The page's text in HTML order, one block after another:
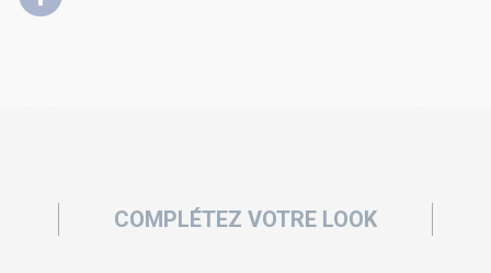
COMPLÉTEZ VOTRE LOOK